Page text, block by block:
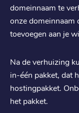
app
Registratie €
Verlengen: €
.me
domeinnaam te
onze domeinnaam
toevoegen aan je
Na de verhuizing
in-één pakket, dat
hostingpakket.
het pakket.